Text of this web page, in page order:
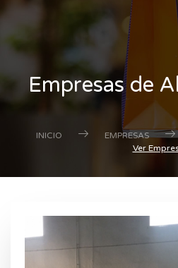
Empresas de
INICIO EMPRESAS
Ver